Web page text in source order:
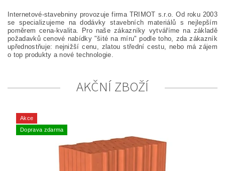
Internetové-stavebniny provozuje firma TRIMOT s.r.o. Od roku 2003
se specializujeme na dodávky stavebních materiálů s nejlepším
poměrem cena-kvalita. Pro naše zákazníky vytváříme na základě
požadavků cenové nabídky "šité na míru" podle toho, zda zákazník
upřednostňuje: nejnižší cenu, zlatou střední cestu, nebo má zájem
o top produkty a nové technologie.
AKČNÍ ZBOŽÍ
Akce
Doprava zdarma